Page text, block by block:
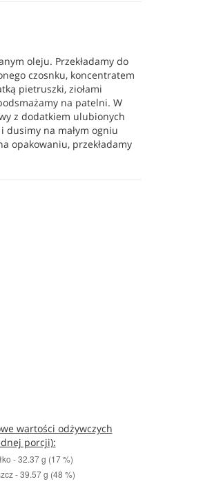
oleju. Przekładamy do
czosnku, koncentratem
pietruszki, ziołami
na patelni. W
z dodatkiem ulubionych
dusimy na małym ogniu
opakowaniu, przekładamy
wartości odżywczych
porcji):